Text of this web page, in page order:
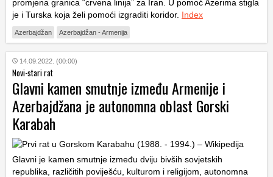
promjena granica “crvena linija” za Iran. U pomoć Azerima stigla
je i Turska koja želi pomoći izgraditi koridor. Index
Azerbajdžan Azerbajdžan - Armenija
14.09.2022. (00:00)
Novi-stari rat
Glavni kamen smutnje između Armenije i
Azerbajdžana je autonomna oblast Gorski
Karabah
Glavni je kamen smutnje između dviju bivših sovjetskih
republika, različitih poviješću, kulturom i religijom, autonomna